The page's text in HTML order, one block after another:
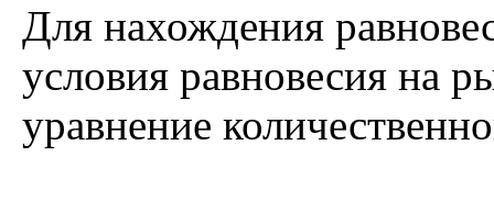
Для нахождения
условия равновесия на
уравнение